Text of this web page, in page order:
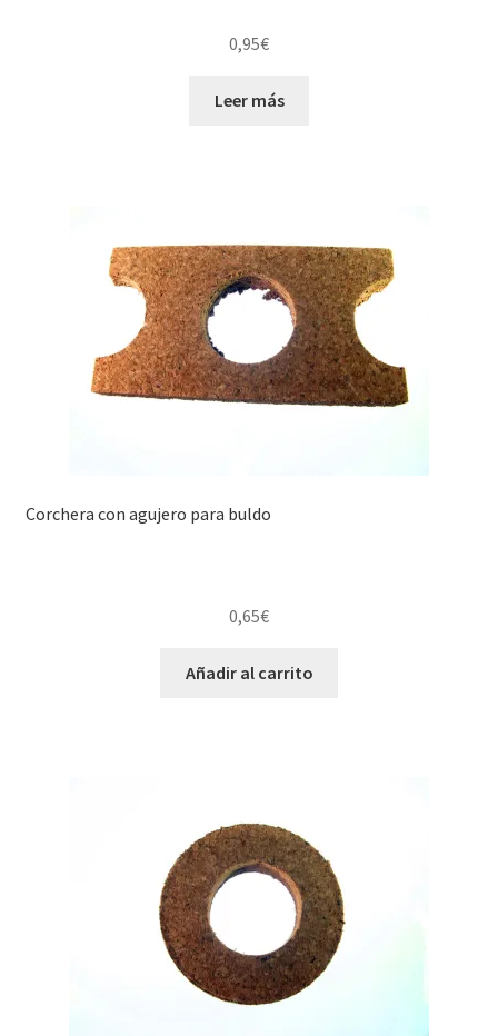
0,95€
Leer más
Corchera con agujero para buldo
0,65€
Añadir al carrito